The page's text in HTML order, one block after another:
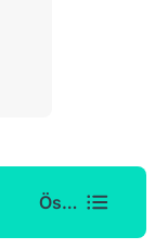
Összes